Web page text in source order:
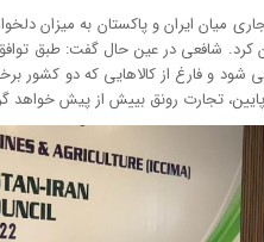
میان ایران و پاکستان به میزان
شافعی در عین حال گفت: طبق
شود و فارغ از کالاهایی که دو
پایین، تجارت رونق بییش از پیش خواهد